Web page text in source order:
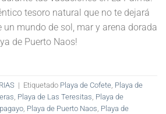
tesoro natural que no te dejará
un mundo de sol, mar y arena dorada
de Puerto Naos!
| Etiquetado Playa de Cofete, Playa de
, Playa de Las Teresitas, Playa de
, Playa de Puerto Naos, Playa de